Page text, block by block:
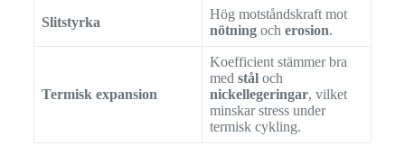
Slitstyrka
Hög motståndskraft mot
nötningoch erosion.
Termisk expansion
Koefficient stämmer bra
med ståloch
nickellegeringar, vilket
minskar stress under
termisk cykling.